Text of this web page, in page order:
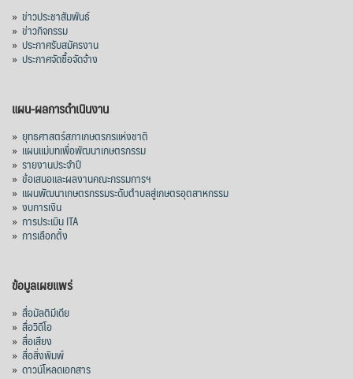
» ข่าวประชาสัมพันธ์
» ข่าวกิจกรรม
» ประกาศรับสมัครงาน
» ประกาศจัดซื้อจัดจ้าง
แผน-ผลการดำเนินงาน
» ยุทธศาสตร์สภาเกษตรกรแห่งชาติ
» แผนแม่บทเพื่อพัฒนาเกษตรกรรม
» รายงานประจำปี
» ข้อเสนอและผลงานคณะกรรมการฯ
» แผนพัฒนาเกษตรกรรมระดับตำบลสู่เกษตรอุตสาหกรรม
» งบการเงิน
» การประเมิน ITA
» การเลือกตั้ง
ข้อมูลเผยแพร่
» สื่อมัลติมีเดีย
» สื่อวิดีโอ
» สื่อเสียง
» สื่อสิ่งพิมพ์
» ดาวน์โหลดเอกสาร